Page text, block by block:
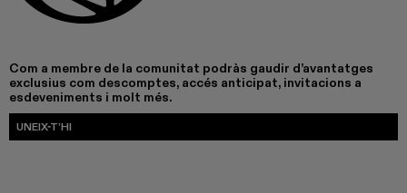
Com a membre de la comunitat podràs gaudir d’avantatges
exclusius com descomptes, accés anticipat, invitacions a
esdeveniments i molt més.
UNEIX-T’HI